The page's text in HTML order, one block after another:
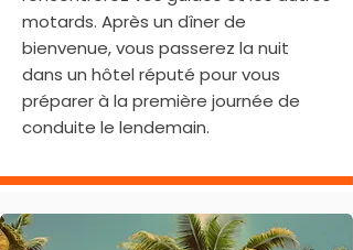
motards. Après un dîner de
bienvenue, vous passerez la nuit
dans un hôtel réputé pour vous
préparer à la première journée de
conduite le lendemain.